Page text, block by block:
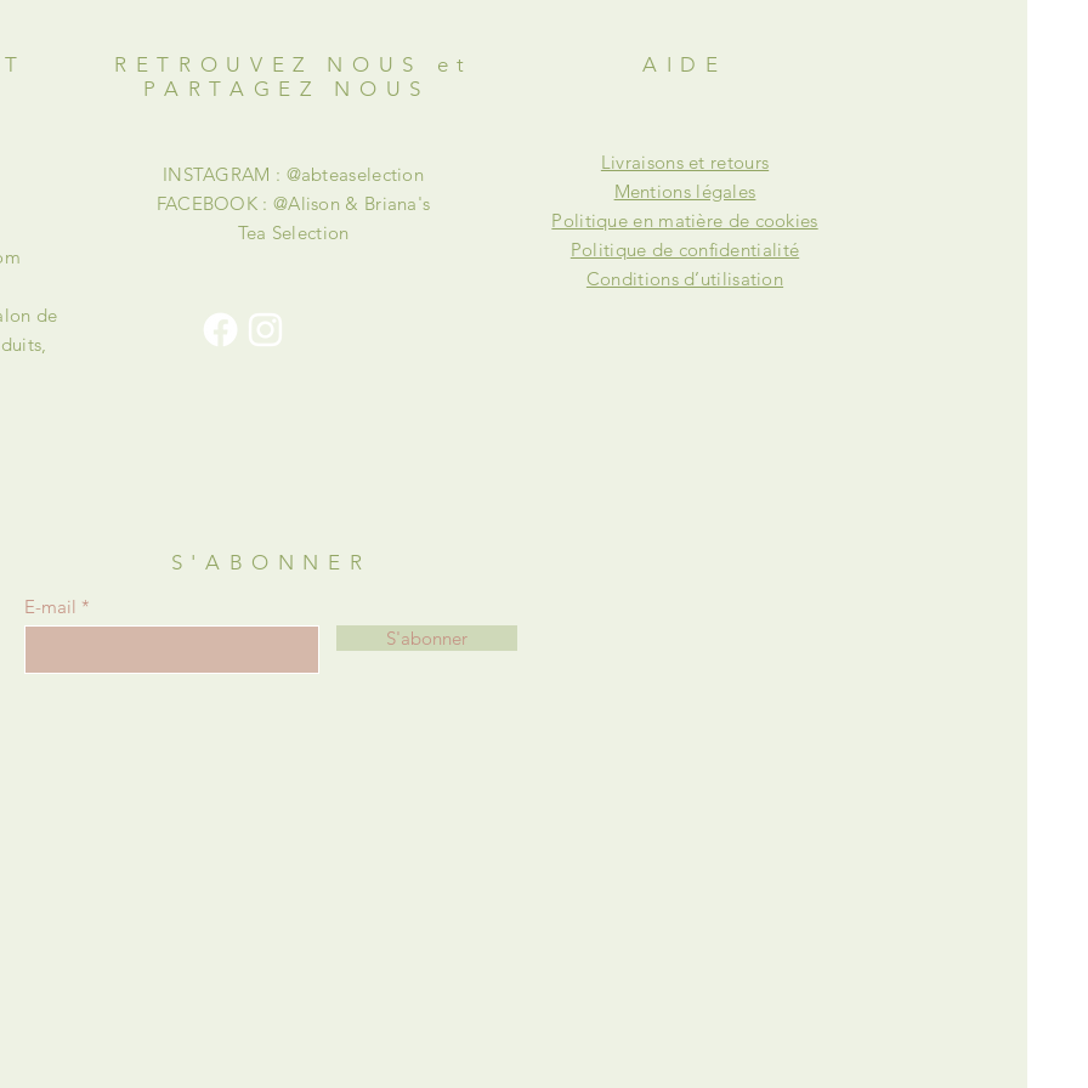
de
RETROUVEZ NOUS et
PARTAGEZ NOUS
INSTAGRAM : @abteaselection
FACEBOOK : @Alison & Briana's
Tea Selection
AIDE
Livraisons et retours
Mentions légales
Politique en matière de cookies
Politique de confidentialité
Conditions d’utilisation
S'ABONNER
E-mail
S'abonner